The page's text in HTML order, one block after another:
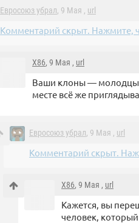
Евросоюз убрал, 9 Мая , url
Комментарий скрыт. Нажмите,
X86, 9 Мая , url
Ваши клоны — молодцы,
месте всё же
Евросоюз убрал, 9 Мая , url
Комментарий скрыт.
X86, 9 Мая , url
Кажется, вы
человек,